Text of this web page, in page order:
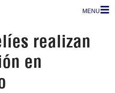
MENU
realizan
en